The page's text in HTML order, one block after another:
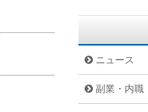
ニュース
副業・内職